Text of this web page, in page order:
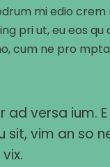
mi edio crem
pri ut, eu eos qu
cum ne pro
versa ium.
sit, vim an so